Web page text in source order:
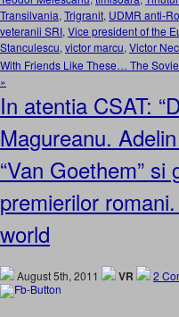
Transilvania, Trigranit, UDMR anti-
veteranii SRI, Vice president of the
Stanculescu, victor marcu, Victor
With Friends Like These… The
»
In atentia CSAT:
Magureanu.
“Van Goethem”
premierilor
world
August 5th, 2011 VR 2